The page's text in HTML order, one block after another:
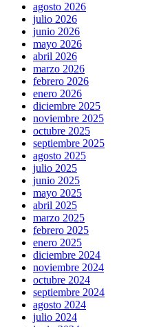
agosto 2026
julio 2026
junio 2026
mayo 2026
abril 2026
marzo 2026
febrero 2026
enero 2026
diciembre 2025
noviembre 2025
octubre 2025
septiembre 2025
agosto 2025
julio 2025
junio 2025
mayo 2025
abril 2025
marzo 2025
febrero 2025
enero 2025
diciembre 2024
noviembre 2024
octubre 2024
septiembre 2024
agosto 2024
julio 2024